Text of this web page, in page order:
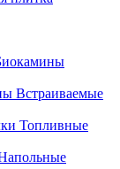
Встраиваемые
Топливные